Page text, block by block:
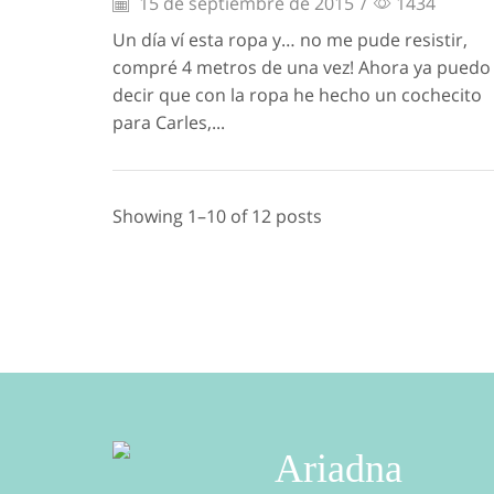
Un día ví esta ropa y… no me pude resistir,
compré 4 metros de una vez! Ahora ya puedo
decir que con la ropa he hecho un cochecito
para Carles,...
Showing 1–10 of 12 posts
Ariadna